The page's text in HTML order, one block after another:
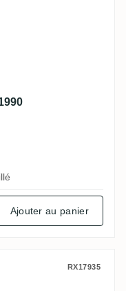
Ajouter au panier
Spirits in the
RX17935